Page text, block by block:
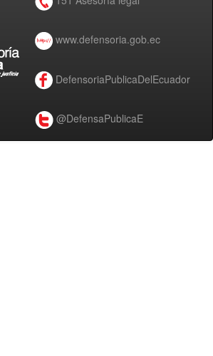
www.defensoria.gob.ec
DefensoriaPublicaDelEcuador
@DefensaPublicaE